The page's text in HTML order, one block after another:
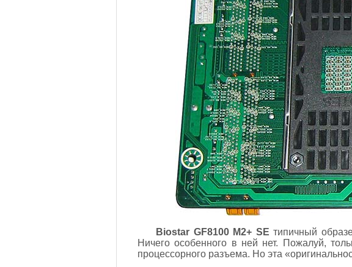
Biostar GF8100 M2+ SE типичный
Ничего особенного в ней нет. Пожалуй,
процессорного разъема. Но эта